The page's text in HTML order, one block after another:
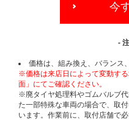
今
-
価格は、組み換え、バランス
※価格は来店日によって変動す
面」にてご確認ください。
※廃タイヤ処理料やゴムバルブ
た一部特殊な車両の場合で、取
います。作業前に、取付店舗で